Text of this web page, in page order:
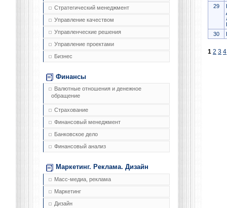
Стратегический менеджмент
Управление качеством
Управленческие решения
Управление проектами
Бизнес
Финансы
Валютные отношения и денежное
обращение
Страхование
Финансовый менеджмент
Банковское дело
Финансовый анализ
Маркетинг. Реклама. Дизайн
Масс-медиа, реклама
Маркетинг
Дизайн
29
30
1 2 3 4